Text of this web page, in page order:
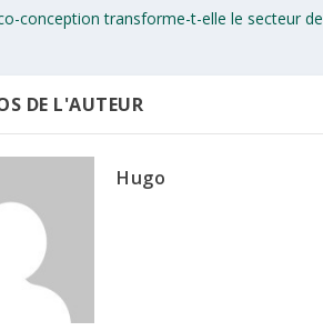
conception transforme-t-elle le secteur de
DE L'AUTEUR
Hugo